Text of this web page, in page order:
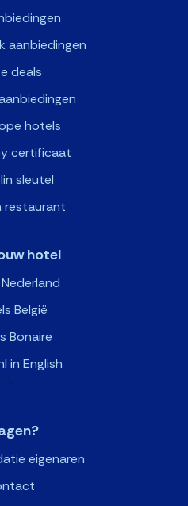
aanbiedingen
deals
hotels
certificaat
sleutel
restaurant
hotel
België
Bonaire
in English
>
eigenaren